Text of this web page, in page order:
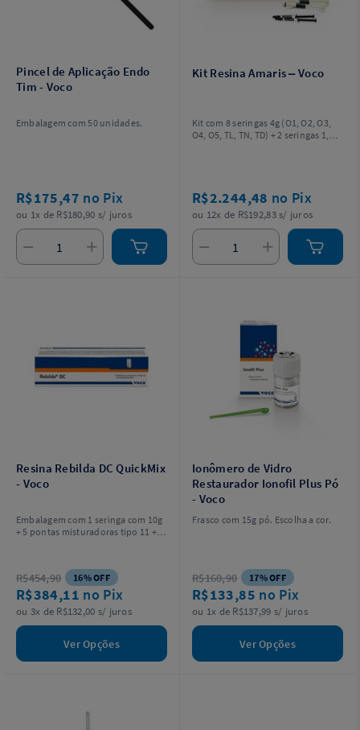
Pincel de Aplicação Endo
Tim - Voco
Embalagem com 50 unidades.
R$175,47 no Pix
ou 1x de R$180,90 s/ juros
Kit Resina Amaris – Voco
Kit com 8 seringas 4g (O1, O2, O3,
O4, O5, TL, TN, TD) + 2 seringas 1,8g
R$2.244,48 no Pix
ou 12x de R$192,83 s/ juros
Resina Rebilda DC QuickMix
- Voco
Embalagem com 1 seringa com 10g
+ 5 pontas misturadoras tipo 11 + 5
R$454,90 16% OFF
R$384,11 no Pix
ou 3x de R$132,00 s/ juros
Ver Opções
Ionômero de Vidro
Restaurador Ionofil Plus Pó
- Voco
Frasco com 15g pó. Escolha a cor.
R$160,90 17% OFF
R$133,85 no Pix
ou 1x de R$137,99 s/ juros
Ver Opções